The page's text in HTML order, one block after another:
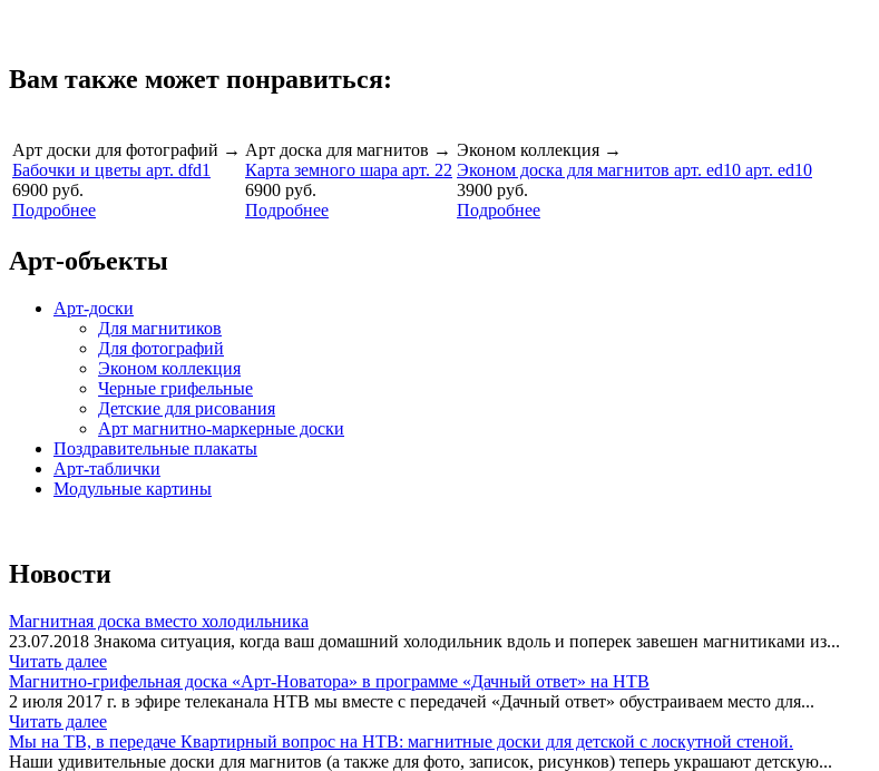
Вам также может понравиться:
Арт доски для фотографий →
Бабочки и цветы арт. dfd1
6900 руб.
Подробнее
Арт доска для магнитов →
Карта земного шара арт. 22
6900 руб.
Подробнее
Эконом коллекция →
Эконом доска для магнитов арт. ed10 арт. ed10
3900 руб.
Подробнее
Арт-объекты
Арт-доски
Для магнитиков
Для фотографий
Эконом коллекция
Черные грифельные
Детские для рисования
Арт магнитно-маркерные доски
Поздравительные плакаты
Арт-таблички
Модульные картины
Новости
Магнитная доска вместо холодильника
23.07.2018 Знакома ситуация, когда ваш домашний холодильник вдоль и поперек завешен магнитиками из...
Читать далее
Магнитно-грифельная доска «Арт-Новатора» в программе «Дачный ответ» на НТВ
2 июля 2017 г. в эфире телеканала НТВ мы вместе с передачей «Дачный ответ» обустраиваем место для...
Читать далее
Мы на ТВ, в передаче Квартирный вопрос на НТВ: магнитные доски для детской с лоскутной стеной.
Наши удивительные доски для магнитов (а также для фото, записок, рисунков) теперь украшают детскую...